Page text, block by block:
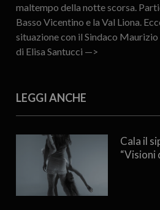
maltempo della notte scorsa.
Basso Vicentino e la Val Liona.
situazione con il Sindaco
di Elisa Santucci —>
LEGGI ANCHE
Cala il
“Visioni